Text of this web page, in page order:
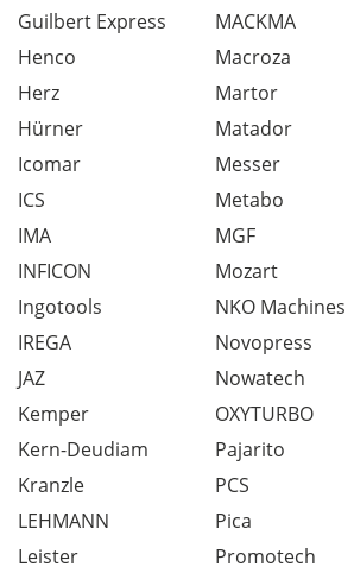
Guilbert Express
Henco
Herz
Hürner
Icomar
ICS
IMA
INFICON
Ingotools
IREGA
JAZ
Kemper
Kern-Deudiam
Kranzle
LEHMANN
Leister
MACKMA
Macroza
Martor
Matador
Messer
Metabo
MGF
Mozart
NKO Machines
Novopress
Nowatech
OXYTURBO
Pajarito
PCS
Pica
Promotech